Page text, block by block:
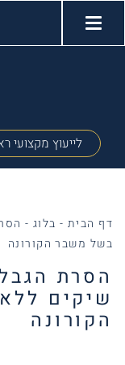
לייעוץ מקצועי
דף הבית - בלוג -
בשל משבר הקורונה
הסרת
שיקים
הקורונה